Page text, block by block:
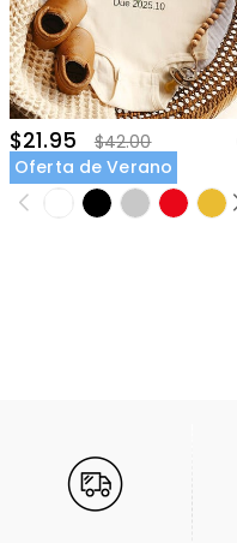
$21.95
$42.00
Oferta de Verano